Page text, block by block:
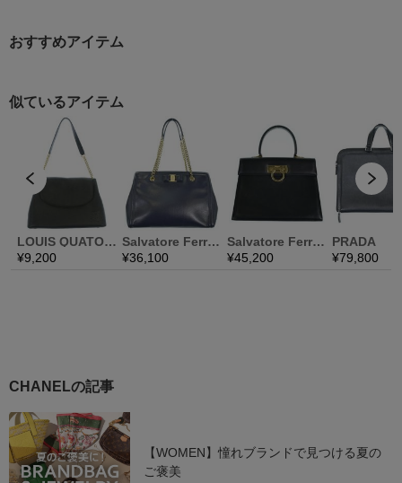
おすすめアイテム
CHANELの記事
【WOMEN】憧れブランドで見つける夏の
ご褒美